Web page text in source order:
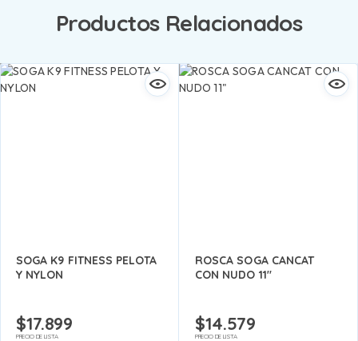
Productos Relacionados
SOGA K9 FITNESS PELOTA
Y NYLON
$17.899
PRECIO DE LISTA
ROSCA SOGA CANCAT
CON NUDO 11″
$14.579
PRECIO DE LISTA